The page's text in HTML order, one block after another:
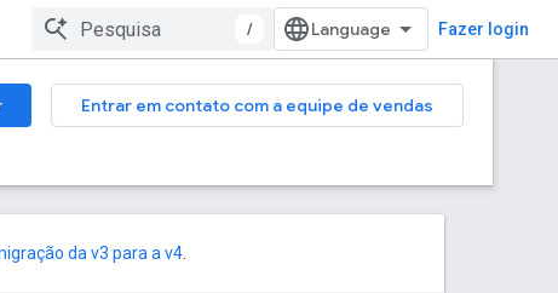
/ Fazer login
Entrar em contato com a equipe de vendas
da v3 para a v4